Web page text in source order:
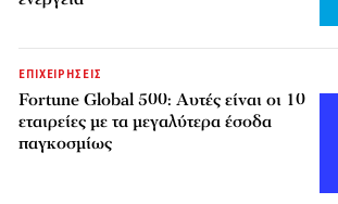
ΕΠΙΧΕΙΡΗΣΕΙΣ
Fortune Global 500: Αυτές είναι οι 10
εταιρείες με τα μεγαλύτερα έσοδα
παγκοσμίως